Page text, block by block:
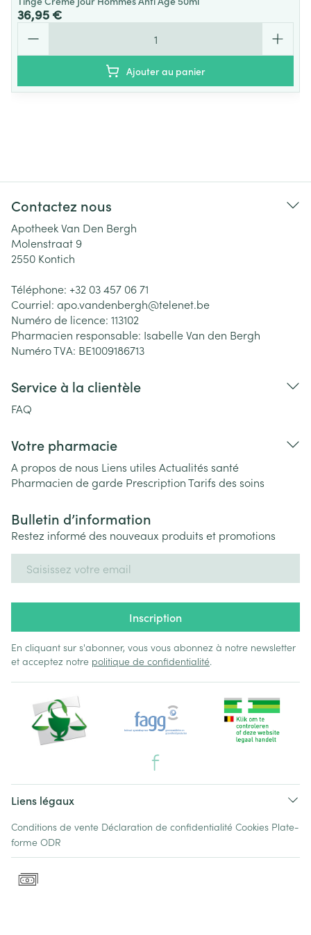
36,95 €
Ajouter au panier
Contactez nous
Apotheek Van Den Bergh
Molenstraat 9
2550 Kontich
Téléphone: +32 03 457 06 71
Courriel: apo.vandenbergh@telenet.be
Numéro de licence: 113102
Pharmacien responsable: Isabelle Van den Bergh
Numéro TVA: BE1009186713
Service à la clientèle
FAQ
Votre pharmacie
A propos de nous Liens utiles Actualités santé
Pharmacien de garde PrescriptionTarifs des soins
Bulletin d’information
Restez informé des nouveaux produits et promotions
Inscription
En cliquant sur s'abonner, vous vous abonnez à notre newsletter
et acceptez notre politique de confidentialité.
Liens légaux
Conditions de vente Déclaration de confidentialité Cookies Plate-
forme ODR